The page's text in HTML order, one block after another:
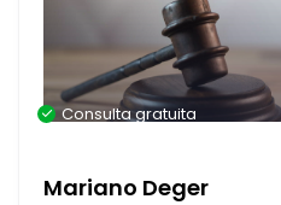
Consulta gratuita
Mariano Deger